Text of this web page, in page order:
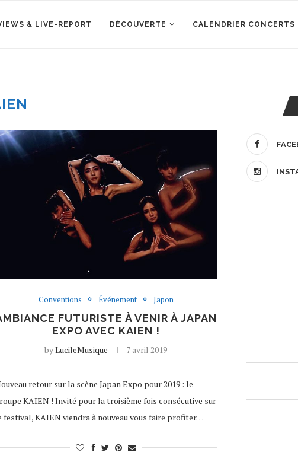
& LIVE-REPORT DÉCOUVERTE CALENDRIER CONCERTS
Conventions Événement Japon
FUTURISTE À VENIR À JAPAN
EXPO AVEC KAIEN !
byLucileMusique 7 avril 2019
retour sur la scène Japan Expo pour 2019 : le
KAIEN ! Invité pour la troisième fois consécutive sur
festival, KAIEN viendra à nouveau vous faire profiter…